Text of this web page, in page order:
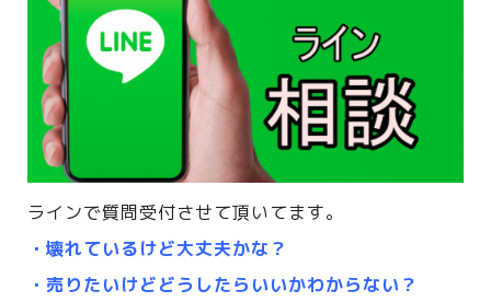
ラインで質問受付させて頂いてます。
・壊れているけど大丈夫かな？
・売りたいけどどうしたらいいかわからない？